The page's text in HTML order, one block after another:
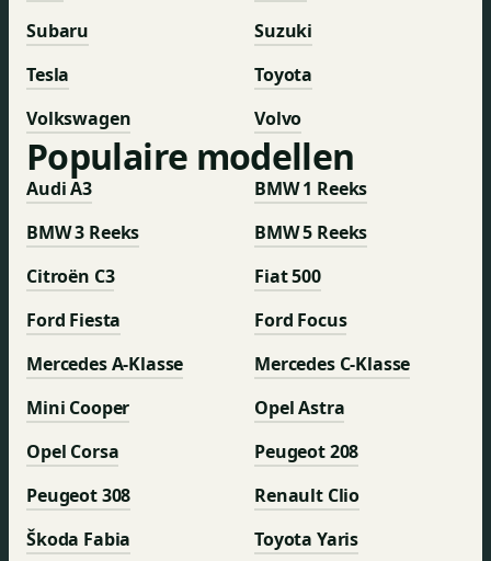
Subaru
Suzuki
Tesla
Toyota
Volkswagen
Volvo
Populaire modellen
Audi A3
BMW 1 Reeks
BMW 3 Reeks
BMW 5 Reeks
Citroën C3
Fiat 500
Ford Fiesta
Ford Focus
Mercedes A-Klasse
Mercedes C-Klasse
Mini Cooper
Opel Astra
Opel Corsa
Peugeot 208
Peugeot 308
Renault Clio
Škoda Fabia
Toyota Yaris